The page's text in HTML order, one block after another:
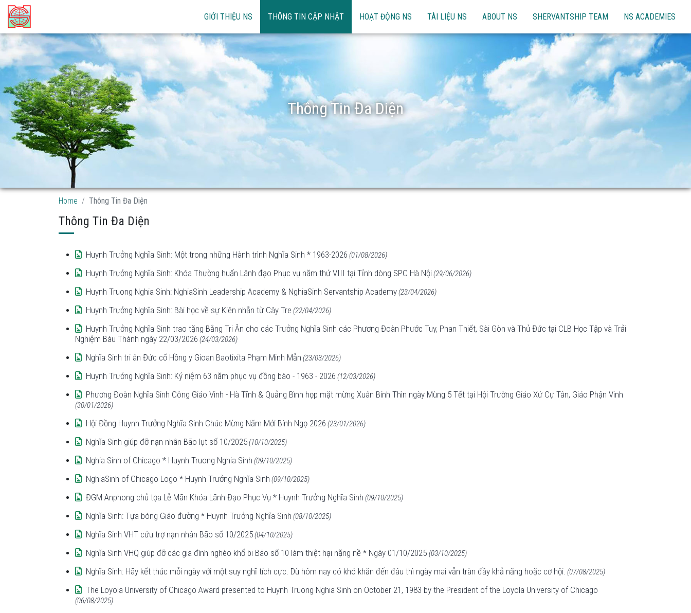
GIỚI THIỆU NS THÔNG TIN CẬP NHẬT HOẠT ĐỘNG NS TÀI LIỆU NS ABOUT NS SHERVANTSHIP TEAM NS ACADEMIES
Thông Tin Đa Diện
Home Thông Tin Đa Diện
Thông Tin Đa Diện
Huynh Trưởng Nghĩa Sinh: Một trong những Hành trình Nghĩa Sinh * 1963-2026 (01/08/2026)
Huynh Trưởng Nghĩa Sinh: Khóa Thường huấn Lãnh đạo Phục vụ năm thứ VIII tại Tỉnh dòng SPC Hà Nội(29/06/2026)
Huynh Truong Nghia Sinh: NghiaSinh Leadership Academy & NghiaSinh Servantship Academy(23/04/2026)
Huynh Trưởng Nghĩa Sinh: Bài học về sự Kiên nhẫn từ Cây Tre (22/04/2026)
Huynh Trưởng Nghĩa Sinh trao tặng Bằng Tri Ân cho các Trưởng Nghĩa Sinh các Phương Đoàn Phước Tuy, Phan Thiết, Sài Gòn và Thủ Đức tại CLB Học Tập và Trải
Nghiệm Bàu Thành ngày 22/03/2026 (24/03/2026)
Nghĩa Sinh tri ân Đức cố Hồng y Gioan Baotixita Phạm Minh Mẫn (23/03/2026)
Huynh Trưởng Nghĩa Sinh: Kỷ niệm 63 năm phục vụ đồng bào - 1963 - 2026 (12/03/2026)
Phương Đoàn Nghĩa Sinh Công Giáo Vinh - Hà Tĩnh & Quảng Bình họp mặt mừng Xuân Bính Thìn ngày Mùng 5 Tết tại Hội Trường Giáo Xứ Cự Tân, Giáo Phận Vinh
(30/01/2026)
Hội Đồng Huynh Trưởng Nghĩa Sinh Chúc Mừng Năm Mới Bính Ngọ 2026 (23/01/2026)
Nghĩa Sinh giúp đỡ nạn nhân Bão lụt số 10/2025(10/10/2025)
Nghia Sinh of Chicago * Huynh Truong Nghia Sinh (09/10/2025)
NghiaSinh of Chicago Logo * Huynh Trưởng Nghĩa Sinh (09/10/2025)
ĐGM Anphong chủ tọa Lễ Mãn Khóa Lãnh Đạo Phục Vụ * Huynh Trưởng Nghĩa Sinh (09/10/2025)
Nghĩa Sinh: Tựa bóng Giáo đường * Huynh Trưởng Nghĩa Sinh (08/10/2025)
Nghĩa Sinh VHT cứu trợ nạn nhân Bão số 10/2025(04/10/2025)
Nghĩa Sinh VHQ giúp đỡ các gia đình nghèo khổ bi Bão số 10 làm thiệt hại nặng nề * Ngày 01/10/2025 (03/10/2025)
Nghĩa Sinh: Hãy kết thúc mỗi ngày với một suy nghĩ tích cực. Dù hôm nay có khó khăn đến đâu thì ngày mai vẫn tràn đầy khả năng hoặc cơ hội. (07/08/2025)
The Loyola University of Chicago Award presented to Huynh Truong Nghia Sinh on October 21, 1983 by the President of the Loyola University of Chicago
(06/08/2025)